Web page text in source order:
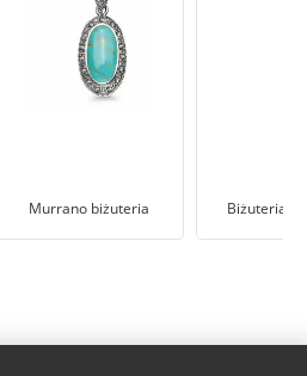
Murrano biżuteria Biżuteria